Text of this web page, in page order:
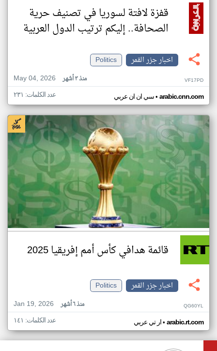
قفزة لافتة لسوريا في تصنيف حرية
الصحافة.. إليكم ترتيب الدول العربية
اخبار جزر القمر
Politics
May 04, 2026
منذ ٣ أشهر VF17PD
سي ان ان عربي• arabic.cnn.com عدد الكلمات: ٢٣١
قائمة هدافي كأس أمم إفريقيا 2025
اخبار جزر القمر
Politics
Jan 19, 2026
منذ ٦ أشهر QG60YL
ار تي عربي• arabic.rt.com عدد الكلمات: ١٤١